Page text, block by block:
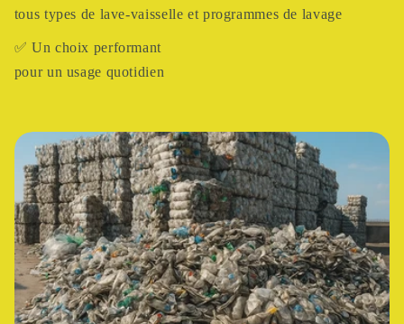
tous types de lave-vaisselle et programmes de lavage
✅ Un choix performant
pour un usage quotidien